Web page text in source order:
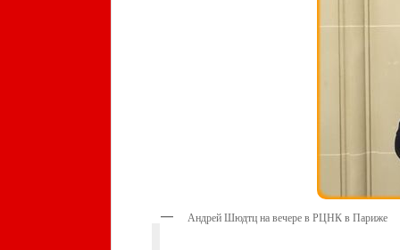
Андрей Шюдтц на вечере в РЦНК в Париже